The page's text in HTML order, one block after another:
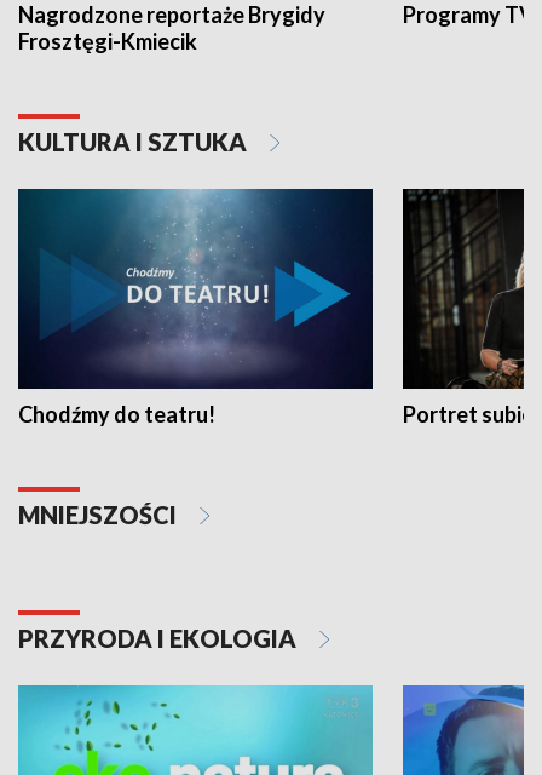
Nagrodzone reportaże Brygidy
Frosztęgi-Kmiecik
Programy
KULTURA I SZTUKA
Chodźmy do teatru! Portret
MNIEJSZOŚCI
PRZYRODA I EKOLOGIA